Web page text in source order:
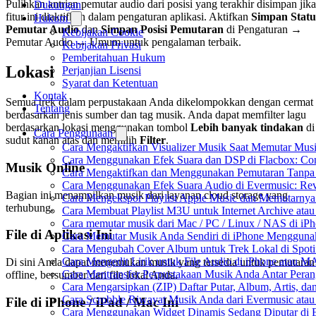
Dukungan
Hukum
Kebijakan Cookie
Kebijakan Privasi
Pemberitahuan Hukum
Perjanjian Lisensi
Syarat dan Ketentuan
Kontak
Tentang
Cara Penggunaan
Cara Mengaktifkan Visualizer Musik Saat Memutar
Cara Menggunakan Efek Suara dan DSP di Flacbox:
Cara Mengaktifkan dan Menggunakan Pemutaran
Cara Menggunakan Efek Suara Audio di Evermusic:
Cara Mengekspor Playlist Apple Music dan
Cara Membuat Playlist M3U untuk Internet Archive
Cara memutar musik dari Mac / PC / Linux / NAS di
Cara Memutar Musik Anda Sendiri di iPhone
Cara Mengubah Cover Album untuk Trek Lokal di
Cara Mengedit Lirik untuk File Audio di iPhone atau
Cara Mentransfer Perpustakaan Musik Anda Antar
Cara Mengarsipkan (ZIP) Daftar Putar, Album, Artis,
Cara Scrobble Riwayat Musik Anda dari Evermusic
Cara Menggunakan Widget Dinamis Sedang Diputar
Pulihkan antrian pemutar audio dari posisi yang terakhir disimpan jika
fitur ini diaktifkan dalam pengaturan aplikasi. Aktifkan Simpan
Pemutar AudiodanSimpan Posisi Pemutaran di Pengaturan →
Pemutar Audio → Umum untuk pengalaman terbaik.
Lokasi
Semua trek dalam perpustakaan Anda dikelompokkan dengan cermat
berdasarkan jenis sumber dan tag musik. Anda dapat memfilter lagu
berdasarkan lokasi menggunakan tombol Lebih banyak tindakan di
sudut kanan atas dan memilih Filter.
Musik Online
Bagian ini menampilkan musik dari layanan cloud storage yang
terhubung.
File di Aplikasi Ini
Di sini Anda dapat menemukan musik yang tersedia untuk pemutaran
offline, bersumber dari file lokal Anda.
File di iPhone / iPad / Mac Ini